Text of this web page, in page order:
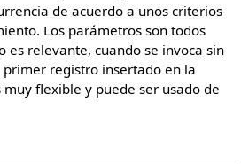
de acuerdo a unos criterios
Los parámetros son todos
es relevante, cuando se invoca sin
registro insertado en la
flexible y puede ser usado de